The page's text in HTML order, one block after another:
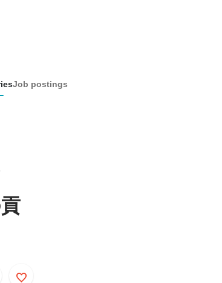
Job postings